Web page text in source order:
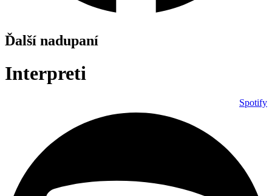
Ďalší nadupaní
Interpreti
Spotify